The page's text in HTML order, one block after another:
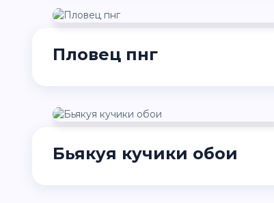
Пловец пнг
Бьякуя кучики обои